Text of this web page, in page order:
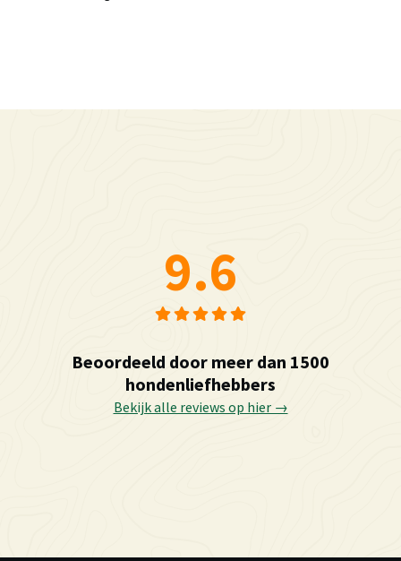
9.6
Beoordeeld door meer dan 1500
hondenliefhebbers
Bekijk alle reviews op hier →